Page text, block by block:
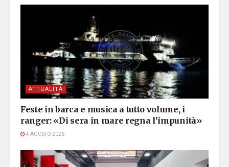
ATTUALITÀ
Feste in barca e musica a tutto volume, i
ranger: «Di sera in mare regna l’impunità»
4 AGOSTO 2026